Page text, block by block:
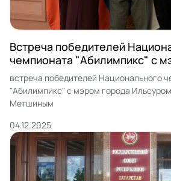
Встреча победителей
чемпионата "Абилимпикс" с
Метшиным
встреча победителей Национального
"Абилимпикс" с мэром города
Метшиным
04.12.2025